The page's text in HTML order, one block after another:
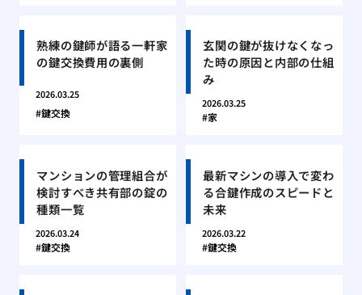
熟練の鍵師が語る一軒家
の鍵交換費用の裏側
2026.03.25
鍵交換
玄関の鍵が抜けなくなっ
た時の原因と内部の仕組
み
2026.03.25
家
マンションの管理組合が
検討すべき共有部の錠の
種類一覧
2026.03.24
鍵交換
最新マシンの導入で変わ
る合鍵作成のスピードと
未来
2026.03.22
鍵交換